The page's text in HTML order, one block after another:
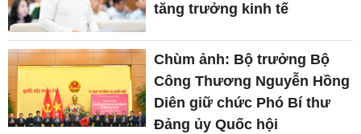
tăng trưởng kinh tế
Chùm ảnh: Bộ trưởng Bộ
Công Thương Nguyễn Hồng
Diên giữ chức Phó Bí thư
Đảng ủy Quốc hội